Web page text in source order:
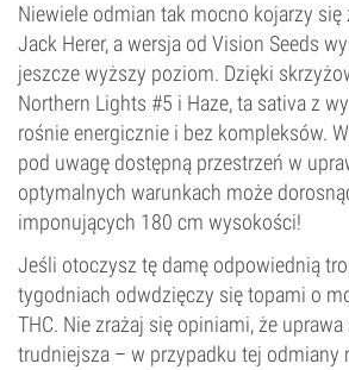
CBD
Niski
Typ kwitnienia
Fotoperiod
Niewiele odmian tak mocno kojarzy
Jack Herer, a wersja od Vision Seeds
jeszcze wyższy poziom. Dzięki
Northern Lights #5 i Haze, ta sativa z
rośnie energicznie i bez kompleksów.
pod uwagę dostępną przestrzeń w
optymalnych warunkach może
imponujących 180 cm wysokości!
Jeśli otoczysz tę damę odpowiednią
tygodniach odwdzięczy się topami o
THC. Nie zrażaj się opiniami, że
trudniejsza – w przypadku tej odmiany